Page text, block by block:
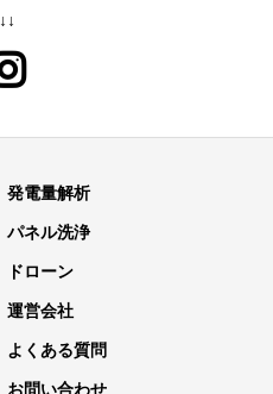
↓↓
発電量解析
パネル洗浄
ドローン
運営会社
よくある質問
お問い合わせ